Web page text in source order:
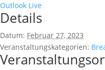
Outlook Live
Details
Datum: Februar 27, 2023
Veranstaltungskategorien: